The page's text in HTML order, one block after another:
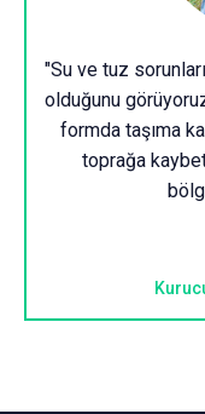
"Su ve tuz
olduğunu
formda taşıma
toprağa